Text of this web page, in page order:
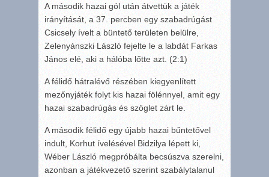
A második hazai gól után átvettük a játék
irányítását, a 37. percben egy szabadrúgást
Csicsely ívelt a büntető területen belülre,
Zelenyánszki László fejelte le a labdát Farkas
János elé, aki a hálóba lőtte azt. (2:1)
A félidő hátralévő részében kiegyenlített
mezőnyjáték folyt kis hazai fölénnyel, amit egy
hazai szabadrúgás és szöglet zárt le.
A második félidő egy újabb hazai bűntetővel
indult, Korhut ívelésével Bidzilya lépett ki,
Wéber László megpróbálta becsúszva szerelni,
azonban a játékvezető szerint szabálytalanul